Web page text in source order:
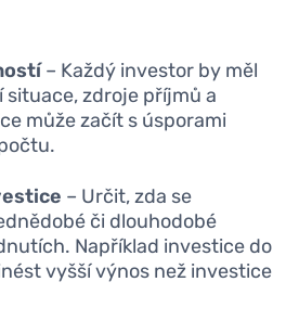
– Každý investor by měl
zdroje příjmů a
může začít s úsporami
– Určit, zda se
či dlouhodobé
Například investice do
vyšší výnos než investice